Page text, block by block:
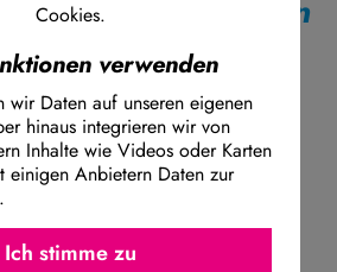
für Asylleistungen in
und
umsetzen!
Cookies.
verwenden
wir Daten auf unseren eigenen
hinaus integrieren wir von
Inhalte wie Videos oder Karten
einigen Anbietern Daten zur
/ Facebook Connect
Ich stimme zu
Ich stimme